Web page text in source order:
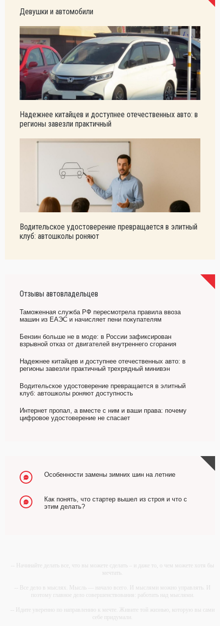
Девушки и автомобили
Надежнее китайцев и доступнее отечественных авто: в
регионы завезли практичный
Водительское удостоверение превращается в элитный
клуб: автошколы роняют
Отзывы автовладельцев
Таможенная служба РФ пересмотрела правила ввоза
машин из ЕАЭС и начисляет пени покупателям
Бензин больше не в моде: в России зафиксирован
взрывной отказ от двигателей внутреннего сгорания
Надежнее китайцев и доступнее отечественных авто: в
регионы завезли практичный трехрядный минивэн
Водительское удостоверение превращается в элитный
клуб: автошколы роняют доступность
Интернет пропал, а вместе с ним и ваши права: почему
цифровое удостоверение не спасает
Особенности замены зимних шин на летние
Как понять, что стартер вышел из строя и что с
этим делать?
-- Начинайте делать все, что вы можете сделать – и даже то, о чем можете хотя бы
мечтать.
-- Все дело в мыслях. Мысль — начало всего. И мыслями можно управлять. И
поэтому главное дело совершенствования: работать над мыслями.
-- Идите уверенно по направлению к мечте. Живите той жизнью, которую вы сами
себе придумали.